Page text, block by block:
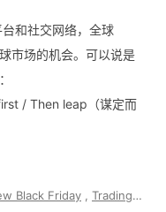
和社交网络，全球
市场的机会。可以说是
/ Then leap（谋定而
Black Friday TradingView是什么